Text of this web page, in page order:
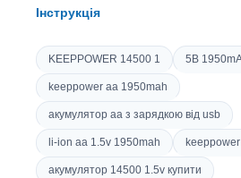
Інструкція
KEEPPOWER 14500 1 5В
keeppower aa 1950mah
акумулятор aa з зарядкою від usb
li-ion aa 1.5v 1950mah
акумулятор 14500 1.5v купити